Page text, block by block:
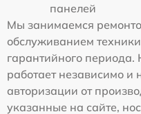
панелей
Мы занимаемся
обслуживанием
гарантийного
работает независимо
авторизации от
указанные на сайте,